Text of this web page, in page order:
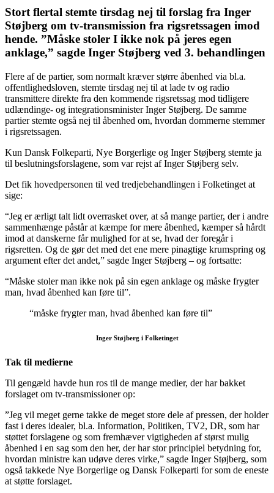
Stort flertal stemte tirsdag nej til forslag fra Inger
Støjberg om tv-transmission fra rigsretssagen imod
hende. ”Måske stoler I ikke nok på jeres egen
anklage,” sagde Inger Støjberg ved 3. behandlingen
Flere af de partier, som normalt kræver større åbenhed via bl.a.
offentlighedsloven, stemte tirsdag nej til at lade tv og radio
transmittere direkte fra den kommende rigsretssag mod tidligere
udlændinge- og integrationsminister Inger Støjberg. De samme
partier stemte også nej til åbenhed om, hvordan dommerne stemmer
i rigsretssagen.
Kun Dansk Folkeparti, Nye Borgerlige og Inger Støjberg stemte ja
til beslutningsforslagene, som var rejst af Inger Støjberg selv.
Det fik hovedpersonen til ved tredjebehandlingen i Folketinget at
sige:
“Jeg er ærligt talt lidt overrasket over, at så mange partier, der i andre
sammenhænge påstår at kæmpe for mere åbenhed, kæmper så hårdt
imod at danskerne får mulighed for at se, hvad der foregår i
rigsretten. Og de gør det med det ene mere pinagtige krumspring og
argument efter det andet,” sagde Inger Støjberg – og fortsatte:
“Måske stoler man ikke nok på sin egen anklage og måske frygter
man, hvad åbenhed kan føre til”.
“måske frygter man, hvad åbenhed kan føre til”
Inger Støjberg i Folketinget
Tak til medierne
Til gengæld havde hun ros til de mange medier, der har bakket
forslaget om tv-transmissioner op:
”Jeg vil meget gerne takke de meget store dele af pressen, der holder
fast i deres idealer, bl.a. Information, Politiken, TV2, DR, som har
støttet forslagene og som fremhæver vigtigheden af størst mulig
åbenhed i en sag som den her, der har stor principiel betydning for,
hvordan ministre kan udøve deres virke,” sagde Inger Støjberg, som
også takkede Nye Borgerlige og Dansk Folkeparti for som de eneste
at støtte forslaget.